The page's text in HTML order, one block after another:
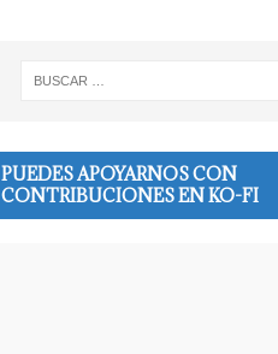
PUEDES APOYARNOS CON
CONTRIBUCIONES EN KO-FI